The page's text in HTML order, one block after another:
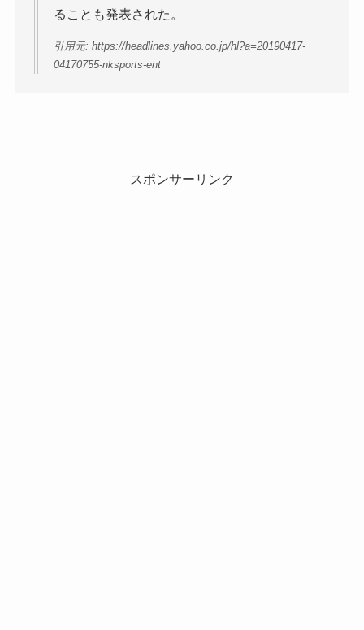
ることも発表された。
引用元: https://headlines.yahoo.co.jp/hl?a=20190417-
04170755-nksports-ent
スポンサーリンク